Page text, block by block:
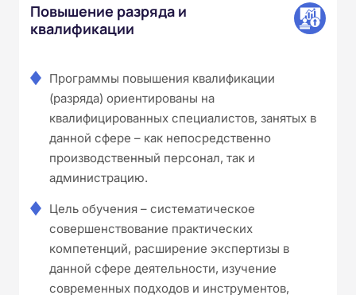
Повышение разряда и
квалификации
Программы повышения квалификации
(разряда) ориентированы на
квалифицированных специалистов, занятых в
данной сфере – как непосредственно
производственный персонал, так и
администрацию.
Цель обучения – систематическое
совершенствование практических
компетенций, расширение экспертизы в
данной сфере деятельности, изучение
современных подходов и инструментов,